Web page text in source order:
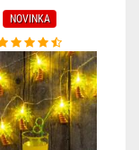
NOVINKA